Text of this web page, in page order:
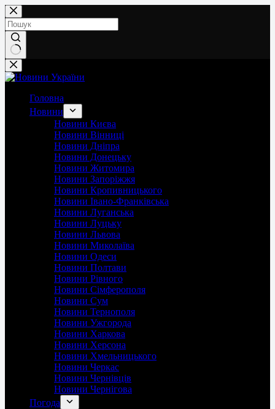
Перейти
до
вмісту
Немає
результатів
Головна
Новини
Новини Києва
Новини Вінниці
Новини Дніпра
Новини Донецьку
Новини Житомира
Новини Запоріжжя
Новини Кропивницького
Новини Івано-Франківська
Новини Луганська
Новини Луцьку
Новини Львова
Новини Миколаїва
Новини Одеси
Новини Полтави
Новини Рівного
Новини Сімферополя
Новини Сум
Новини Тернополя
Новини Ужгорода
Новини Харкова
Новини Херсона
Новини Хмельницького
Новини Черкас
Новини Чернівців
Новини Чернігова
Погода